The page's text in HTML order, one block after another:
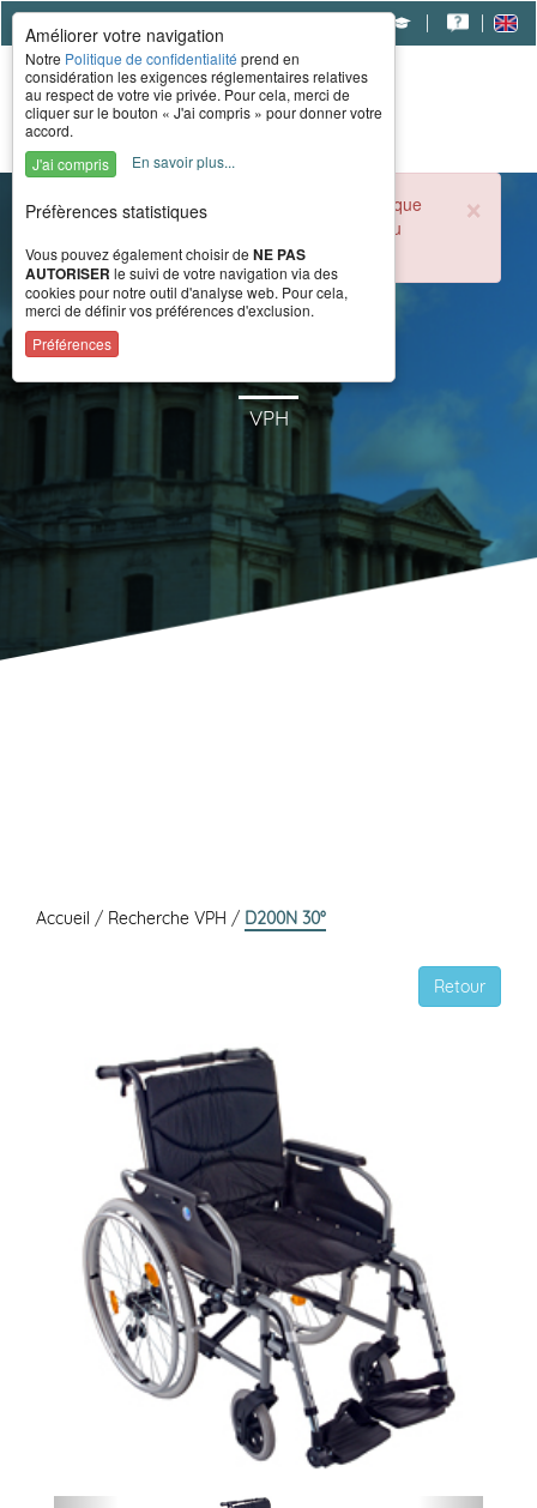
×
Durant la période estivale, l'accueil téléphonique
du CERAH est ouvert de 8h à 16h du lundi au
vendredi.
VPH
Accueil / Recherche VPH / D200N 30°
Retour
Améliorer votre navigation
Notre Politique de confidentialité prend en
considération les exigences réglementaires relatives
au respect de votre vie privée. Pour cela, merci de
cliquer sur le bouton « J'ai compris » pour donner votre
accord.
J'ai compris
En savoir plus...
Préfèrences statistiques
Vous pouvez également choisir de NE PAS
AUTORISER le suivi de votre navigation via des
cookies pour notre outil d'analyse web. Pour cela,
merci de définir vos préférences d'exclusion.
Préférences